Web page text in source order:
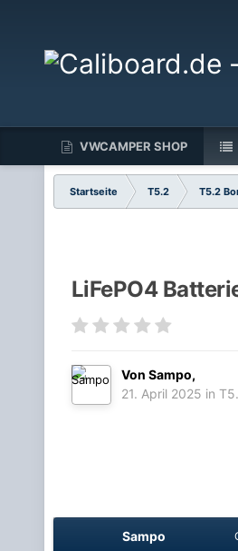
VWCAMPER SHOP
Startseite T5.2 T5.2
LiFePO4
Von Sampo,
21. April 2025 in
Sampo